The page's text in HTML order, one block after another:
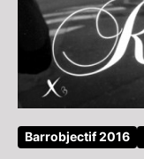
Barrobjectif 2016